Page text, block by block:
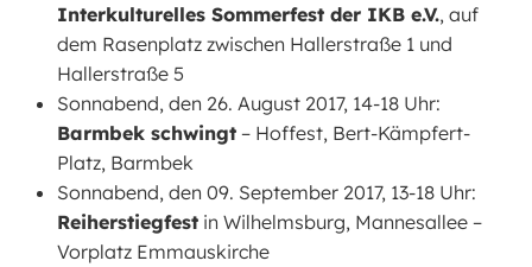
Interkulturelles Sommerfest der IKB e.V., auf
dem Rasenplatz zwischen Hallerstraße 1 und
Hallerstraße 5
Sonnabend, den 26. August 2017, 14-18 Uhr:
Barmbek schwingt – Hoffest, Bert-Kämpfert-
Platz, Barmbek
Sonnabend, den 09. September 2017, 13-18 Uhr:
Reiherstiegfest in Wilhelmsburg, Mannesallee –
Vorplatz Emmauskirche